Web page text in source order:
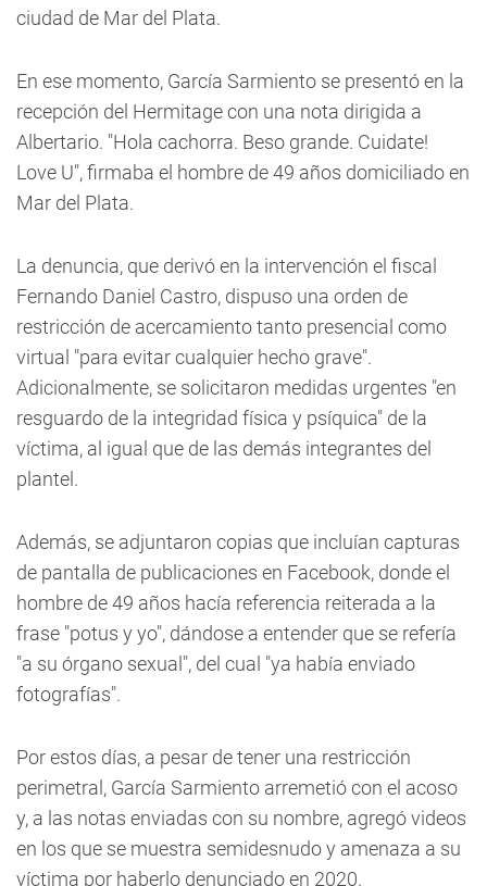
ciudad de Mar del Plata.
En ese momento, García Sarmiento se presentó en la
recepción del Hermitage con una nota dirigida a
Albertario. "Hola cachorra. Beso grande. Cuidate!
Love U", firmaba el hombre de 49 años domiciliado en
Mar del Plata.
La denuncia, que derivó en la intervención el fiscal
Fernando Daniel Castro, dispuso una orden de
restricción de acercamiento tanto presencial como
virtual "para evitar cualquier hecho grave".
Adicionalmente, se solicitaron medidas urgentes "en
resguardo de la integridad física y psíquica" de la
víctima, al igual que de las demás integrantes del
plantel.
Además, se adjuntaron copias que incluían capturas
de pantalla de publicaciones en Facebook, donde el
hombre de 49 años hacía referencia reiterada a la
frase "potus y yo", dándose a entender que se refería
"a su órgano sexual", del cual "ya había enviado
fotografías".
Por estos días, a pesar de tener una restricción
perimetral, García Sarmiento arremetió con el acoso
y, a las notas enviadas con su nombre, agregó videos
en los que se muestra semidesnudo y amenaza a su
víctima por haberlo denunciado en 2020.